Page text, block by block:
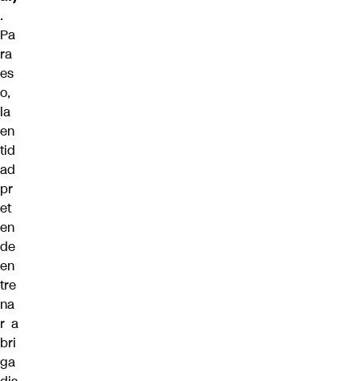
.
Pa
ra
es
o,
la
en
tid
ad
pr
et
en
de
en
tre
na
r a
bri
ga